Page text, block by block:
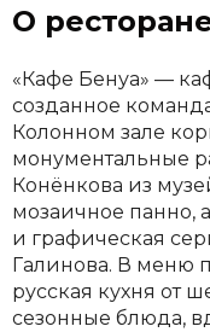
О
«Кафе Бенуа» —
созданное
Колонном зале
монументальные
Конёнкова из
мозаичное панно,
и графическая
Галинова. В меню
русская кухня от
сезонные блюда,